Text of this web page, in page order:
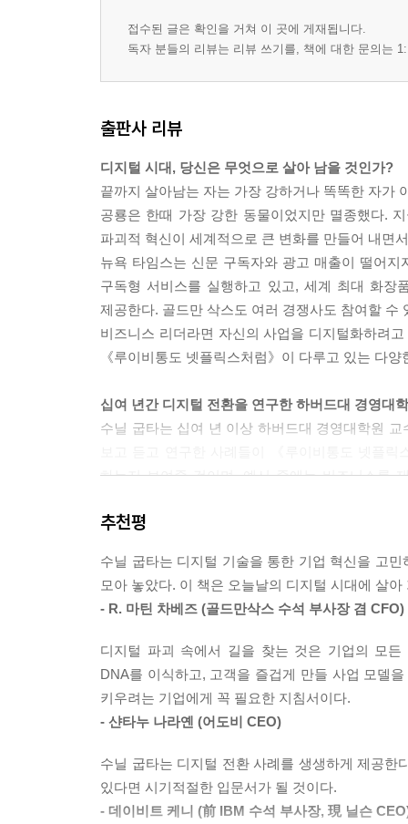
접수된 글은 확인을 거쳐 이 곳에 게재됩니다.
독자 분들의 리뷰는 리뷰 쓰기를, 책에 대한 문의는
출판사 리뷰
디지털 시대, 당신은 무엇으로 살아 남을 것인가?
끝까지 살아남는 자는 가장 강하거나 똑똑한 자가
공룡은 한때 가장 강한 동물이었지만 멸종했다.
파괴적 혁신이 세계적으로 큰 변화를 만들어 내면
뉴욕 타임스는 신문 구독자와 광고 매출이 떨어
구독형 서비스를 실행하고 있고, 세계 최대 화장
제공한다. 골드만 삭스도 여러 경쟁사도 참여할 수
비즈니스 리더라면 자신의 사업을 디지털화하려
《루이비통도 넷플릭스처럼》이 다루고 있는 다
십여 년간 디지털 전환을 연구한 하버드대 경영대
수닐 굽타는 십여 년 이상 하버드대 경영대학원
하는지 보여줄 것이며, 예시 중에는 비즈니스를
수닐 굽타는 수많은 글로벌 기업을 연구하면서
어도비 CEO, 마스터카드 CEO, 골드만 삭스
알차게 담아냈다. 그들은 주변에서 우려를 표하
수 있는지 알고 있었기 때문에 주변의 만류에
생생하게 담아냈다.
다양한 산업 분야에서 적용되는 광범위한 사례를
있다. 아마존 같은 유통회사가 전자기기를 생산하
구도가 만들어진 것이다. GE, P&G, 지멘스와 같
디지털 전략으로 고객에게 새로운 경험을 가져
추천평
수닐 굽타는 디지털 기술을 통한 기업 혁신을 고
모아 놓았다. 이 책은 오늘날의 디지털 시대에 살
- R. 마틴 차베즈 (골드만삭스 수석 부사장 겸 CFO)
디지털 파괴 속에서 길을 찾는 것은 기업의 모
DNA를 이식하고, 고객을 즐겁게 만들 사업 모델
키우려는 기업에게 꼭 필요한 지침서이다.
- 샨타누 나라옌 (어도비 CEO)
수닐 굽타는 디지털 전환 사례를 생생하게 제공
있다면 시기적절한 입문서가 될 것이다.
- 데이비트 케니 (前 IBM 수석 부사장, 現 닐슨